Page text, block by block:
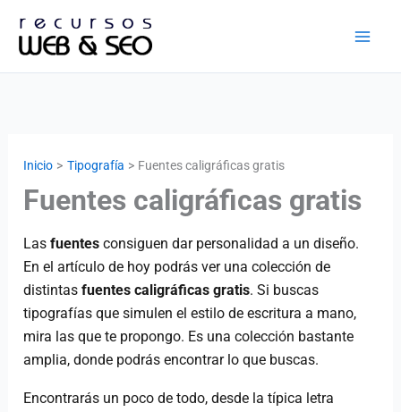
Inicio Tipografía Fuentes caligráficas gratis
Fuentes caligráficas gratis
Lasfuentes consiguen dar personalidad a un diseño.
En el artículo de hoy podrás ver una colección de
distintas fuentes caligráficas gratis. Si buscas
tipografías que simulen el estilo de escritura a mano,
mira las que te propongo. Es una colección bastante
amplia, donde podrás encontrar lo que buscas.
Encontrarás un poco de todo, desde la típica letra